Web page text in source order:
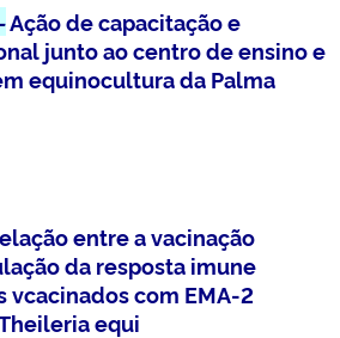
Ação de capacitação e
junto ao centro de ensino e
equinocultura da Palma
entre a vacinação
da resposta imune
vcacinados com EMA-2
equi